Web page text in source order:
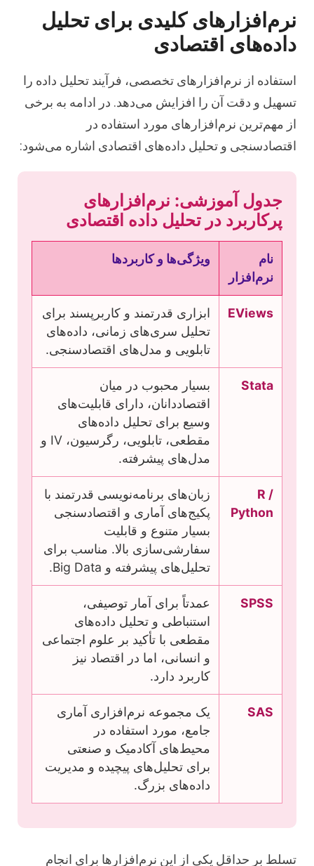
نرم‌افزارهای کلیدی برای تحلیل
داده‌های اقتصادی
استفاده از نرم‌افزارهای تخصصی، فرآیند تحلیل داده را
تسهیل و دقت آن را افزایش می‌دهد. در ادامه به برخی
از مهم‌ترین نرم‌افزارهای مورد استفاده در
اقتصادسنجی و تحلیل داده‌های اقتصادی اشاره می‌شود:
جدول آموزشی: نرم‌افزارهای
پرکاربرد در تحلیل داده اقتصادی
نام
نرم‌افزار
ویژگی‌ها و کاربردها
EViews
ابزاری قدرتمند و کاربرپسند برای
تحلیل سری‌های زمانی، داده‌های
تابلویی و مدل‌های اقتصادسنجی.
Stata
بسیار محبوب در میان
اقتصاددانان، دارای قابلیت‌های
وسیع برای تحلیل داده‌های
مقطعی، تابلویی، رگرسیون، IV و
مدل‌های پیشرفته.
R /
Python
زبان‌های برنامه‌نویسی قدرتمند با
پکیج‌های آماری و اقتصادسنجی
بسیار متنوع و قابلیت
سفارشی‌سازی بالا. مناسب برای
تحلیل‌های پیشرفته و Big Data.
SPSS
عمدتاً برای آمار توصیفی،
استنباطی و تحلیل داده‌های
مقطعی با تأکید بر علوم اجتماعی
و انسانی، اما در اقتصاد نیز
کاربرد دارد.
SAS
یک مجموعه نرم‌افزاری آماری
جامع، مورد استفاده در
محیط‌های آکادمیک و صنعتی
برای تحلیل‌های پیچیده و مدیریت
داده‌های بزرگ.
تسلط بر حداقل یکی از این نرم‌افزارها برای انجام